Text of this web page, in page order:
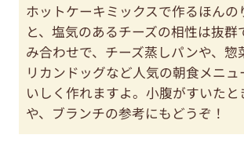
ホットケーキミックスで作るほんの
と、塩気のあるチーズの相性は抜群
み合わせで、チーズ蒸しパンや、惣
リカンドッグなど人気の朝食メニ
いしく作れますよ。小腹がすいたと
や、ブランチの参考にもどうぞ！